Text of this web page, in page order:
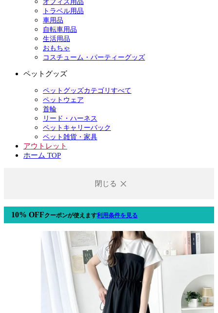
オフィス用品
トラベル用品
車用品
自転車用品
生活用品
おもちゃ
コスチューム・パーティーグッズ
ペットグッズ
ペットグッズカテゴリすべて
ペットウェア
首輪
リード・ハーネス
ペットキャリーバック
ペット雑貨・家具
アウトレット
ホーム TOP
閉じる
10% OFFクーポンが使えます利用条件を見る